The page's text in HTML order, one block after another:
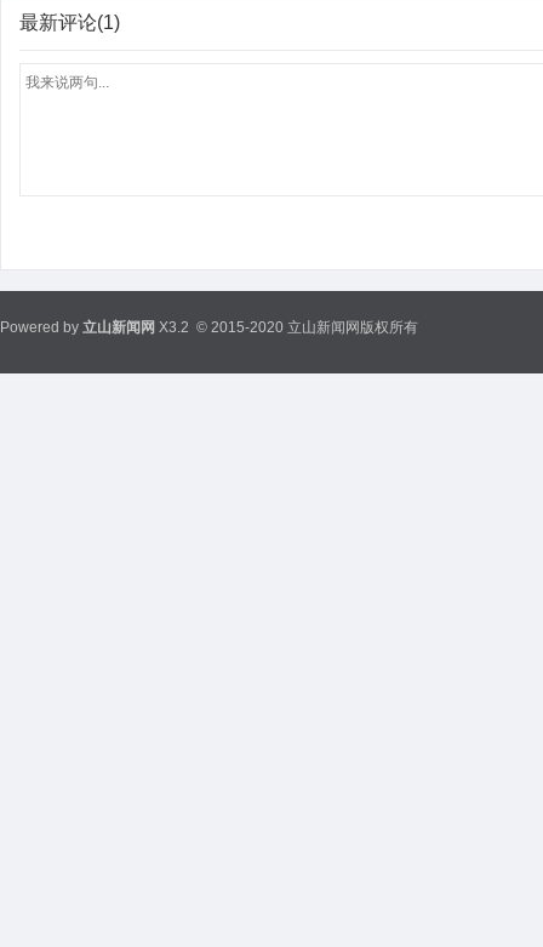
最新评论(1)
Powered by 立山新闻网 X3.2 © 2015-2020 立山新闻网版权所有